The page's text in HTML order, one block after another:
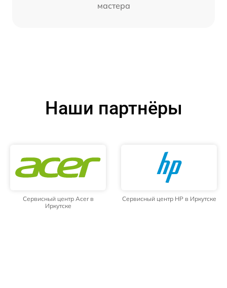
мастера
Наши партнёры
Сервисный центр Acer в
Иркутске
Сервисный центр HP в Иркутске